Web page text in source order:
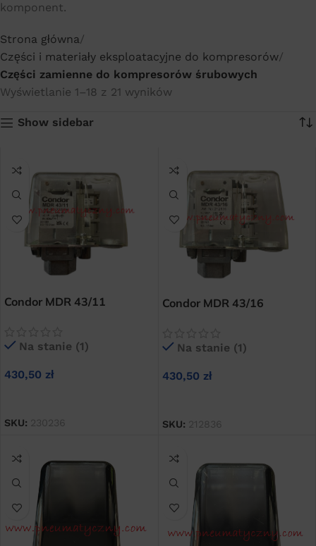
komponent.
Strona główna
Części i materiały eksploatacyjne do kompresorów
Części zamienne do kompresorów śrubowych
Wyświetlanie 1–18 z 21 wyników
Show sidebar
Condor MDR 43/11
Na stanie (1)
430,50 zł
SKU: 230236
Condor MDR 43/16
Na stanie (1)
430,50 zł
SKU: 212836